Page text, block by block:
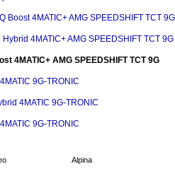
Boost 4MATIC+ AMG SPEEDSHIFT TCT 9G
4MATIC+ AMG SPEEDSHIFT TCT 9G
4MATIC+ AMG SPEEDSHIFT TCT 9G
9G-TRONIC
4MATIC 9G-TRONIC
9G-TRONIC
Alpina